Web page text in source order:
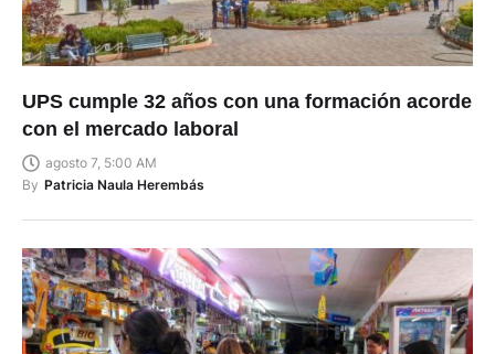
UPS cumple 32 años con una formación acorde
con el mercado laboral
agosto 7, 5:00 AM
By Patricia Naula Herembás